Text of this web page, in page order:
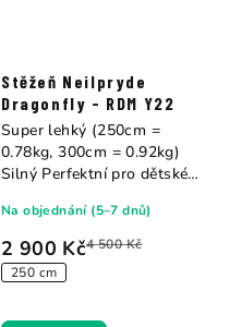
Stěžeň Neilpryde
Dragonfly - RDM Y22
2 900 Kč4 500 Kč
250 cm
Na objednání (5–7 dnů)
Super lehký (250cm =
0.78kg, 300cm = 0.92kg)
Silný Perfektní pro dětské